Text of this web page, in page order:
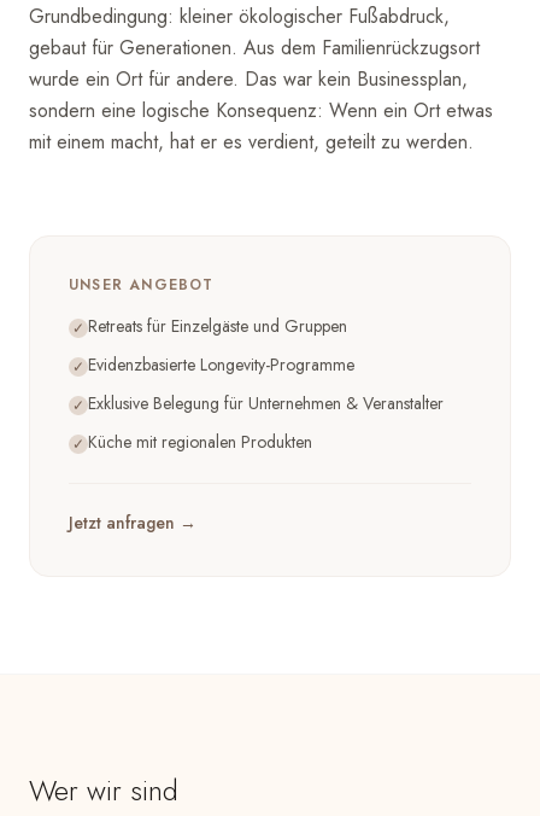
Grundbedingung: kleiner ökologischer Fußabdruck,
gebaut für Generationen. Aus dem Familienrückzugsort
wurde ein Ort für andere. Das war kein Businessplan,
sondern eine logische Konsequenz: Wenn ein Ort etwas
mit einem macht, hat er es verdient, geteilt zu werden.
UNSER ANGEBOT
✓ Retreats für Einzelgäste und Gruppen
✓ Evidenzbasierte Longevity-Programme
✓ Exklusive Belegung für Unternehmen & Veranstalter
✓ Küche mit regionalen Produkten
Jetzt anfragen →
Wer wir sind